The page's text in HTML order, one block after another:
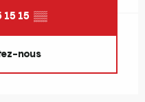
15 15 ▒▒
nous